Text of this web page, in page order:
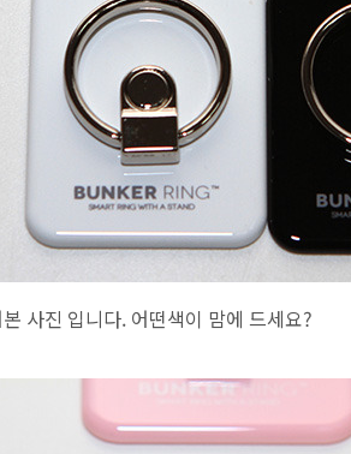
사진 입니다. 어떤색이 맘에 드세요?